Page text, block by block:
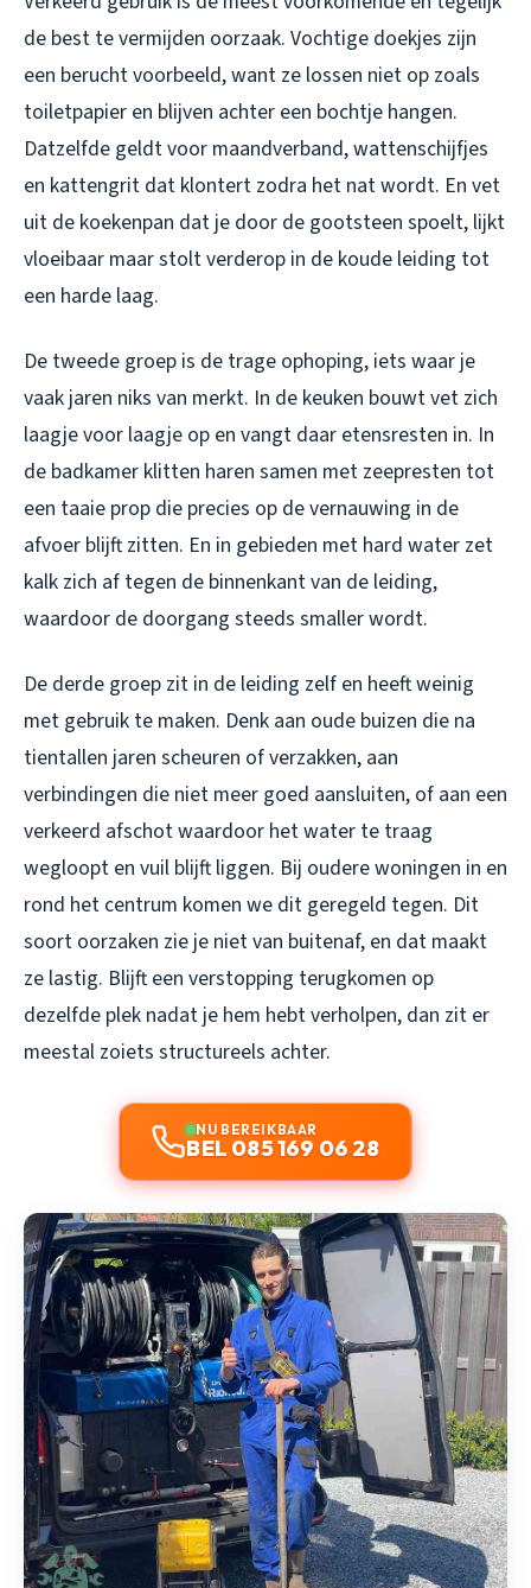
de best te vermijden oorzaak. Vochtige doekjes zijn
een berucht voorbeeld, want ze lossen niet op zoals
toiletpapier en blijven achter een bochtje hangen.
Datzelfde geldt voor maandverband, wattenschijfjes
en kattengrit dat klontert zodra het nat wordt. En vet
uit de koekenpan dat je door de gootsteen spoelt, lijkt
vloeibaar maar stolt verderop in de koude leiding tot
een harde laag.
De tweede groep is de trage ophoping, iets waar je
vaak jaren niks van merkt. In de keuken bouwt vet zich
laagje voor laagje op en vangt daar etensresten in. In
de badkamer klitten haren samen met zeepresten tot
een taaie prop die precies op de vernauwing in de
afvoer blijft zitten. En in gebieden met hard water zet
kalk zich af tegen de binnenkant van de leiding,
waardoor de doorgang steeds smaller wordt.
De derde groep zit in de leiding zelf en heeft weinig
met gebruik te maken. Denk aan oude buizen die na
tientallen jaren scheuren of verzakken, aan
verbindingen die niet meer goed aansluiten, of aan een
verkeerd afschot waardoor het water te traag
wegloopt en vuil blijft liggen. Bij oudere woningen in en
rond het centrum komen we dit geregeld tegen. Dit
soort oorzaken zie je niet van buitenaf, en dat maakt
ze lastig. Blijft een verstopping terugkomen op
dezelfde plek nadat je hem hebt verholpen, dan zit er
meestal zoiets structureels achter.
NU BEREIKBAAR
BEL 085 169 06 28